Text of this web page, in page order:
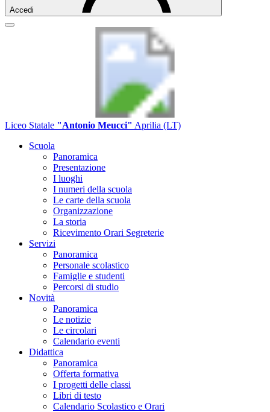
Accedi
Liceo Statale "Antonio Meucci" Aprilia (LT)
Scuola
Panoramica
Presentazione
I luoghi
I numeri della scuola
Le carte della scuola
Organizzazione
La storia
Ricevimento Orari Segreterie
Servizi
Panoramica
Personale scolastico
Famiglie e studenti
Percorsi di studio
Novità
Panoramica
Le notizie
Le circolari
Calendario eventi
Didattica
Panoramica
Offerta formativa
I progetti delle classi
Libri di testo
Calendario Scolastico e Orari